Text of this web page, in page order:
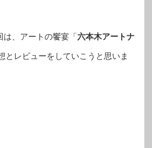
、アートの饗宴「 六本木アートナ
とレビューをしていこうと思いま